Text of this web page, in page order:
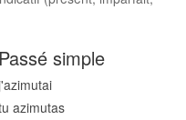
Passé simple
ai
azimutas